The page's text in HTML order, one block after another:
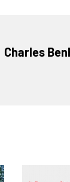
Charles